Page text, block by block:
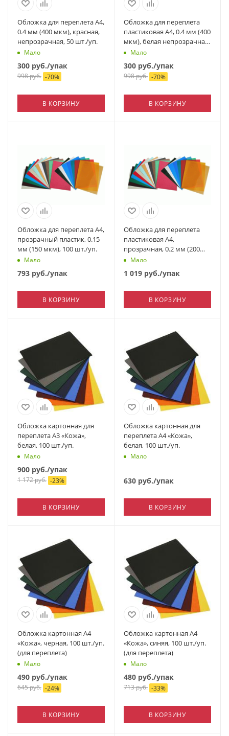
Обложка для переплета А4,
0.4 мм (400 мкм), красная,
непрозрачная, 50 шт./уп.
Мало
300 руб./упак
998руб. -70%
В КОРЗИНУ
Обложка для переплета
пластиковая А4, 0.4 мм (400
мкм), белая непрозрачная,
50 шт./уп.
Мало
300 руб./упак
998руб. -70%
В КОРЗИНУ
Обложка для переплета А4,
прозрачный пластик, 0.15
мм (150 мкм), 100 шт./уп.
Мало
793 руб./упак
В КОРЗИНУ
Обложка для переплета
пластиковая А4,
прозрачная, 0.2 мм (200
мкм), 100 шт./уп.
Мало
1 019 руб./упак
В КОРЗИНУ
Обложка картонная для
переплета А3 «Кожа»,
белая, 100 шт./уп.
Мало
900 руб./упак
1 172руб. -23%
В КОРЗИНУ
Обложка картонная для
переплета А4 «Кожа»,
белая, 100 шт./уп.
Мало
630 руб./упак
В КОРЗИНУ
Обложка картонная А4
«Кожа», черная, 100 шт./уп.
(для переплета)
Мало
490 руб./упак
645руб. -24%
В КОРЗИНУ
Обложка картонная А4
«Кожа», синяя, 100 шт./уп.
(для переплета)
Мало
480 руб./упак
713руб. -33%
В КОРЗИНУ